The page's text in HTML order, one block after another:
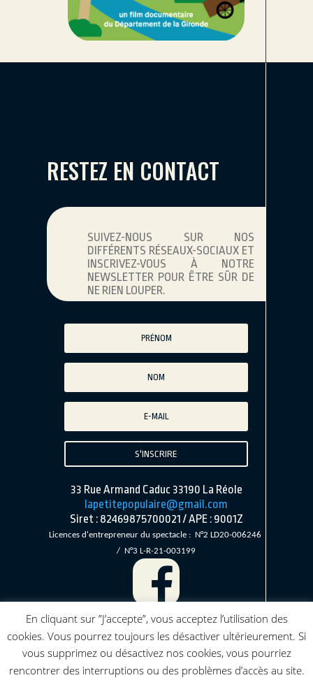
RESTEZ EN CONTACT
SUIVEZ-NOUS SUR NOS
DIFFÉRENTS RÉSEAUX-SOCIAUX ET
INSCRIVEZ-VOUS À NOTRE
NEWSLETTER POUR ÊTRE SÛR DE
NE RIEN LOUPER.
S'INSCRIRE
33 Rue Armand Caduc 33190 La Réole
lapetitepopulaire@gmail.com
Siret : 82469875700021 / APE : 9001Z
Licences d'entrepreneur du spectacle : N°2 LD20-006246
/ N°3 L-R-21-003199
En cliquant sur ”J’accepte”, vous acceptez l’utilisation des
cookies. Vous pourrez toujours les désactiver ultérieurement. Si
vous supprimez ou désactivez nos cookies, vous pourriez
rencontrer des interruptions ou des problèmes d’accès au site.